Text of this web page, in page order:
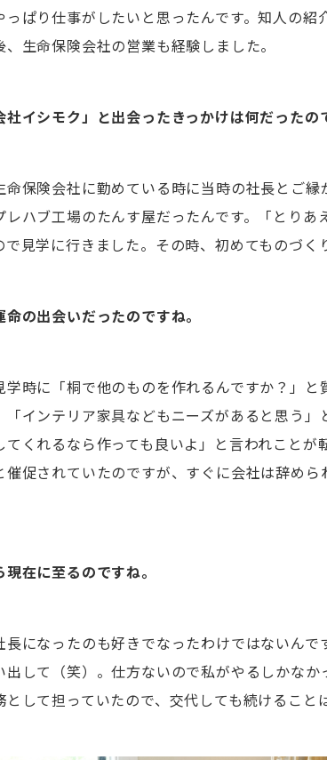
っぱり仕事がしたいと思ったんです。知人の紹
生命保険会社の営業も経験しました。
イシモク」と出会ったきっかけは何だったの
命保険会社に勤めている時に当時の社長とご
レハブ工場のたんす屋だったんです。「とりあ
で見学に行きました。その時、初めてものづく
の出会いだったのですね。
学時に「桐で他のものを作れるんですか？」
「インテリア家具などもニーズがあると思う
てくれるなら作っても良いよ」と言われことが
催促されていたのですが、すぐに会社は辞めら
在に至るのですね。
長になったのも好きでなったわけではないん
出して（笑）。仕方ないので私がやるしかな
して担っていたので、交代しても続けること